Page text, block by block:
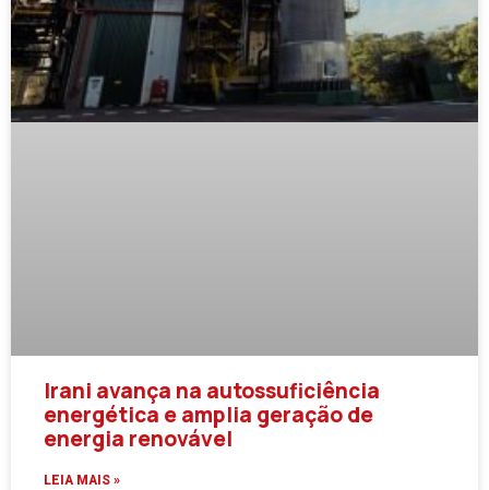
Irani avança na autossuficiência
energética e amplia geração de
energia renovável
LEIA MAIS »